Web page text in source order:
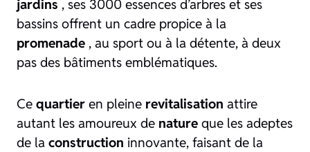
jardins , ses 3000 essences d’arbres et ses
bassins offrent un cadre propice à la
promenade , au sport ou à la détente, à deux
pas des bâtiments emblématiques.
Ce quartier en pleine revitalisation attire
autant les amoureux de nature que les adeptes
de la construction innovante, faisant de la